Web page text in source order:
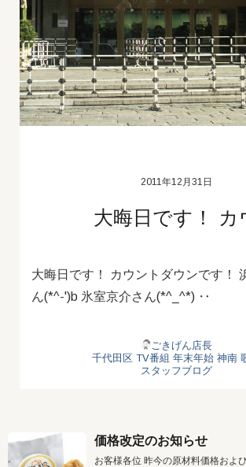
2011年12月31日
大晦日です！ カ
大晦日です！ カウントダウンです！
ん(*^-')b 氷室京介さん(*^_^*) ‥
ごきげん店長
千代田区 TV番組 年末年始 神南
スタッフブログ
価格改定のお知らせ
お客様各位 昨今の原材料価格およ